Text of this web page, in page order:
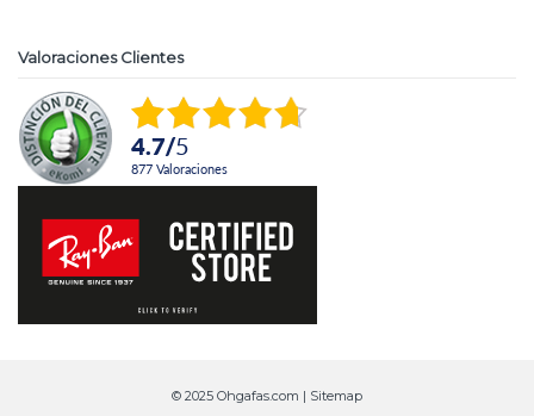
Valoraciones Clientes
4.7/5
877 Valoraciones
© 2025 Ohgafas.com | Sitemap